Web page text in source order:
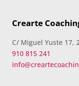
Crearte
C/ Miguel Yuste 17,
910 815 241